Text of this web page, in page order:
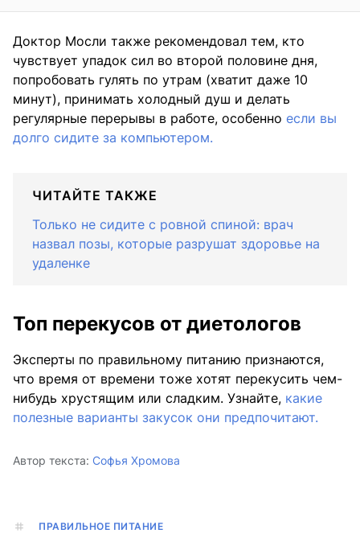
Доктор Мосли также рекомендовал тем, кто
чувствует упадок сил во второй половине дня,
попробовать гулять по утрам (хватит даже 10
минут), принимать холодный душ и делать
регулярные перерывы в работе, особенно если вы
долго сидите за компьютером.
ЧИТАЙТЕ ТАКЖЕ
Только не сидите с ровной спиной: врач
назвал позы, которые разрушат здоровье на
удаленке
Топ перекусов от диетологов
Эксперты по правильному питанию признаются,
что время от времени тоже хотят перекусить чем-
нибудь хрустящим или сладким. Узнайте, какие
полезные варианты закусок они предпочитают.
Автор текста: Софья Хромова
ПРАВИЛЬНОЕ ПИТАНИЕ